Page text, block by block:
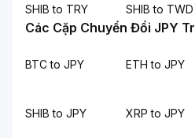
SHIB to TRY SHIB to TWD
Các Cặp Chuyển Đổi JPY
BTC to JPY ETH to JPY
SHIB to JPY XRP to JPY